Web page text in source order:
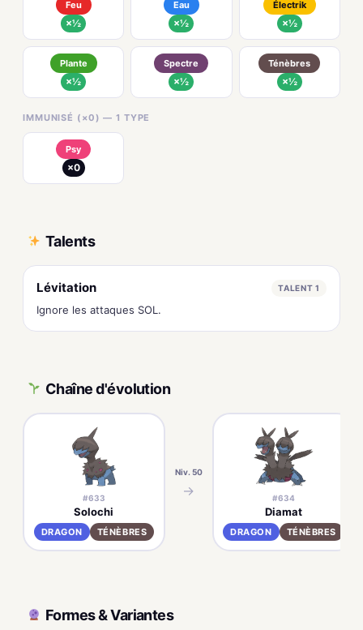
Feu
×½
Eau
×½
Électrik
×½
Plante
×½
Spectre
×½
Ténèbres
×½
IMMUNISÉ (×0) — 1 TYPE
Psy
×0
Talents
Lévitation TALENT 1
Ignore les attaques SOL.
Chaîne d'évolution
#633
Solochi
DRAGON TÉNÈBRES
Niv. 50
→ #634
Diamat
DRAGON TÉNÈBRES
Formes & Variantes